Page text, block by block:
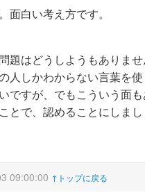
面白い考え方です。
題はどうしようもありま
人しかわからない言葉を
ですが、でもこういう面
とで、認めることにしまし
09:00:00 ↑トップに戻る